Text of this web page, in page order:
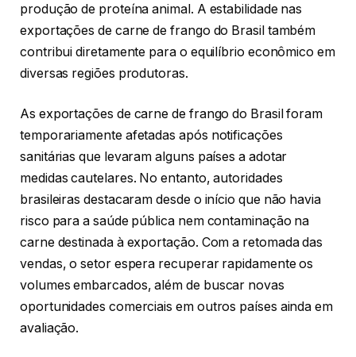
produção de proteína animal. A estabilidade nas
exportações de carne de frango do Brasil também
contribui diretamente para o equilíbrio econômico em
diversas regiões produtoras.
As exportações de carne de frango do Brasil foram
temporariamente afetadas após notificações
sanitárias que levaram alguns países a adotar
medidas cautelares. No entanto, autoridades
brasileiras destacaram desde o início que não havia
risco para a saúde pública nem contaminação na
carne destinada à exportação. Com a retomada das
vendas, o setor espera recuperar rapidamente os
volumes embarcados, além de buscar novas
oportunidades comerciais em outros países ainda em
avaliação.